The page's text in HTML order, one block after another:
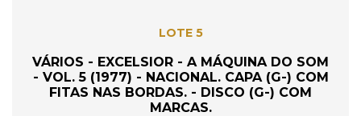
LOTE 5
VÁRIOS - EXCELSIOR - A MÁQUINA DO SOM
- VOL. 5 (1977) - NACIONAL. CAPA (G-) COM
FITAS NAS BORDAS. - DISCO (G-) COM
MARCAS.